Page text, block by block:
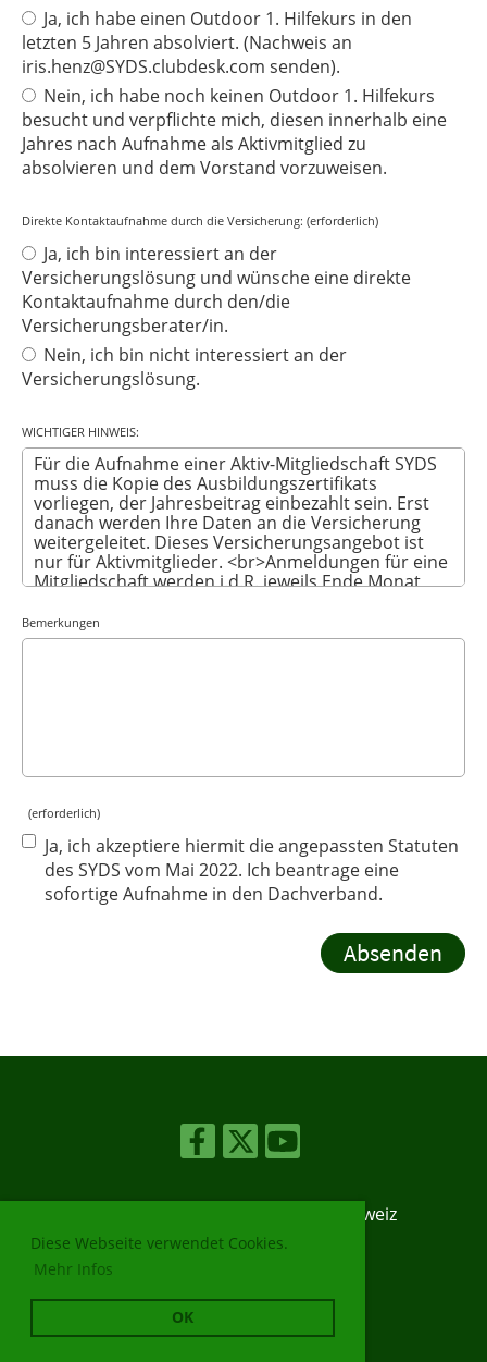
Diese Webseite verwendet Cookies.
Mehr Infos
OK
Ja, ich habe einen Outdoor 1. Hilfekurs in den
letzten 5 Jahren absolviert. (Nachweis an
iris.henz@SYDS.clubdesk.com senden).
Nein, ich habe noch keinen Outdoor 1. Hilfekurs
besucht und verpflichte mich, diesen innerhalb eine
Jahres nach Aufnahme als Aktivmitglied zu
absolvieren und dem Vorstand vorzuweisen.
Direkte Kontaktaufnahme durch die Versicherung: (erforderlich)
Ja, ich bin interessiert an der
Versicherungslösung und wünsche eine direkte
Kontaktaufnahme durch den/die
Versicherungsberater/in.
Nein, ich bin nicht interessiert an der
Versicherungslösung.
WICHTIGER HINWEIS:
Bemerkungen
(erforderlich)
Ja, ich akzeptiere hiermit die angepassten Statuten
des SYDS vom Mai 2022. Ich beantrage eine
sofortige Aufnahme in den Dachverband.
© Shinrin-Yoku Dachverband Schweiz
Erstellt mit ClubDesk Vereinssoftware
Impressum und Datenschutz